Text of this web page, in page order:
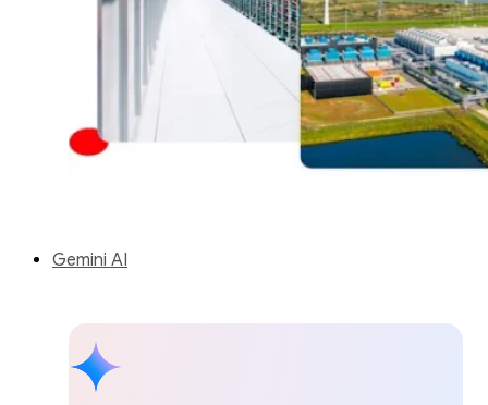
Gemini AI